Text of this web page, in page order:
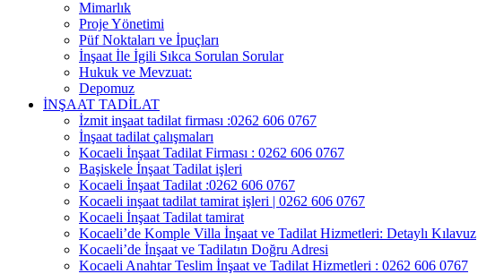
Mimarlık
Proje Yönetimi
Püf Noktaları ve İpuçları
İnşaat İle İgili Sıkca Sorulan Sorular
Hukuk ve Mevzuat:
Depomuz
İNŞAAT TADİLAT
İzmit inşaat tadilat firması :0262 606 0767
İnşaat tadilat çalışmaları
Kocaeli İnşaat Tadilat Firması : 0262 606 0767
Başiskele İnşaat Tadilat işleri
Kocaeli İnşaat Tadilat :0262 606 0767
Kocaeli inşaat tadilat tamirat işleri | 0262 606 0767
Kocaeli İnşaat Tadilat tamirat
Kocaeli’de Komple Villa İnşaat ve Tadilat Hizmetleri: Detaylı Kılavuz
Kocaeli’de İnşaat ve Tadilatın Doğru Adresi
Kocaeli Anahtar Teslim İnşaat ve Tadilat Hizmetleri : 0262 606 0767